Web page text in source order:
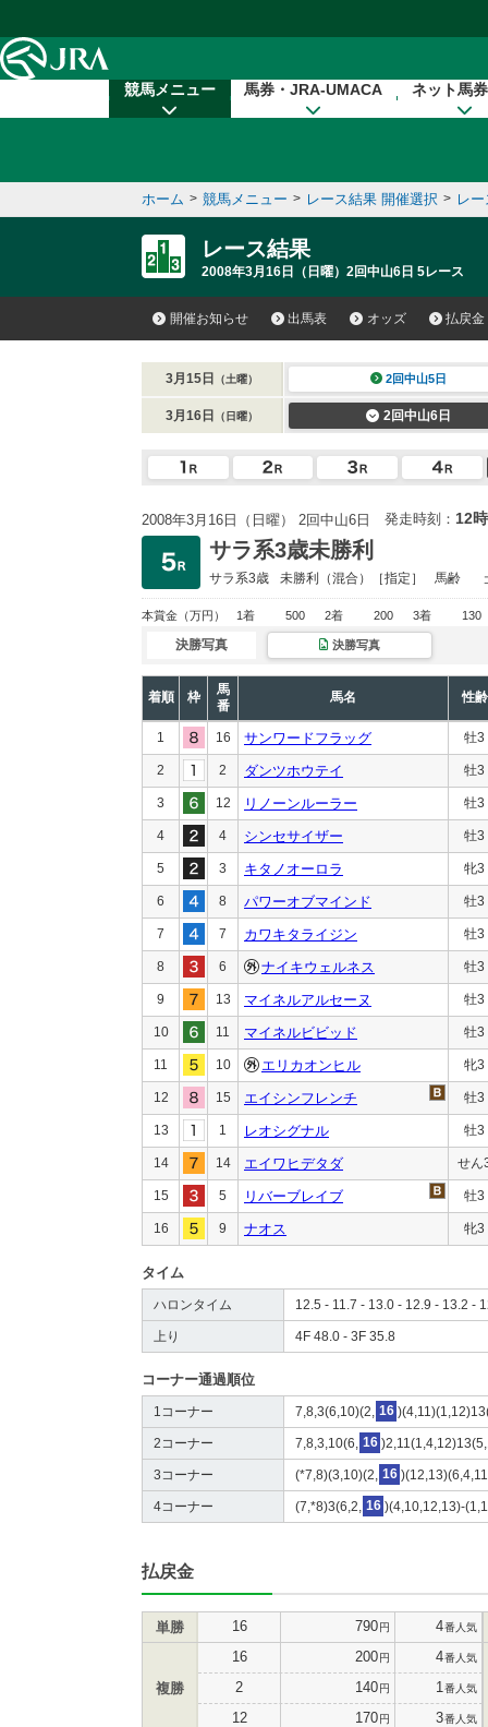
競馬メニュー 馬券・JRA-UMACA ネット馬
ホーム > 競馬メニュー > レース結果 開催選択 > レ
レース結果
2008年3月16日（日曜）2回中山6日 5レース
開催お知らせ 出馬表 オッズ 払戻金
3月15日 （土曜） 2回中山5日
3月16日 （日曜） 2回中山6日
2008年3月16日（日曜） 2回中山6日 発走時刻： 12
サラ系3歳未勝利
サラ系3歳 未勝利 （混合）［指定］ 馬齢
本賞金 （万円） 1着 500 2着 200 3着 130
決勝写真 決勝写真
着順 枠
馬
番
馬名 性齢
1 16 サンワードフラッグ 牡3
2 2 ダンツホウテイ 牡3
3 12 リノーンルーラー 牡3
4 4 シンセサイザー 牡3
5 3 キタノオーロラ 牝3
6 8 パワーオブマインド 牡3
7 7 カワキタライジン 牡3
8 6 ナイキウェルネス 牡3
9 13 マイネルアルセーヌ 牡3
10 11 マイネルビビッド 牡3
11 10 エリカオンヒル 牝3
12 15 エイシンフレンチ 牡3
13 1 レオシグナル 牡3
14 14 エイワヒデタダ せん
15 5 リバーブレイブ 牡3
16 9 ナオス 牝3
タイム
ハロンタイム 12.5 - 11.7 - 13.0 - 12.9 - 13.2 -
上り 4F 48.0 - 3F 35.8
コーナー通過順位
1コーナー 7,8,3(6,10)(2, 16
2コーナー 7,8,3,10(6, 16
3コーナー (*7,8)(3,10)(2, 16
4コーナー (7,*8)3(6,2, 16 )(4,10,12,13)-
払戻金
単勝 16 790円 4番人気
複勝
16 200円 4番人気
2 140円 1 番人気
12 170円 3番人気